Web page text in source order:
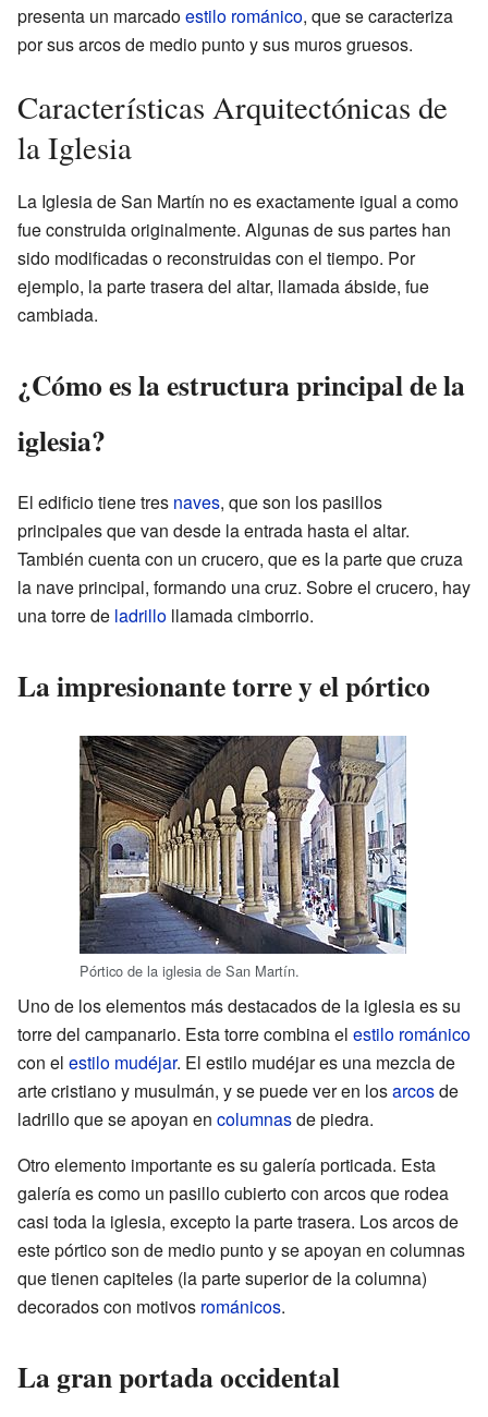
presenta un marcadoestilo románico, que se caracteriza
por sus arcos de medio punto y sus muros gruesos.
Características Arquitectónicas de
la Iglesia
La Iglesia de San Martín no es exactamente igual a como
fue construida originalmente. Algunas de sus partes han
sido modificadas o reconstruidas con el tiempo. Por
ejemplo, la parte trasera del altar, llamada ábside, fue
cambiada.
¿Cómo es la estructura principal de la
iglesia?
El edificio tiene tres naves, que son los pasillos
principales que van desde la entrada hasta el altar.
También cuenta con un crucero, que es la parte que cruza
la nave principal, formando una cruz. Sobre el crucero, hay
una torre de ladrillo llamada cimborrio.
La impresionante torre y el pórtico
Pórtico de la iglesia de San Martín.
Uno de los elementos más destacados de la iglesia es su
torre del campanario. Esta torre combina el estilo románico
con el estilo mudéjar. El estilo mudéjar es una mezcla de
arte cristiano y musulmán, y se puede ver en losarcosde
ladrillo que se apoyan en columnasde piedra.
Otro elemento importante es su galería porticada. Esta
galería es como un pasillo cubierto con arcos que rodea
casi toda la iglesia, excepto la parte trasera. Los arcos de
este pórtico son de medio punto y se apoyan en columnas
que tienen capiteles (la parte superior de la columna)
decorados con motivos románicos.
La gran portada occidental